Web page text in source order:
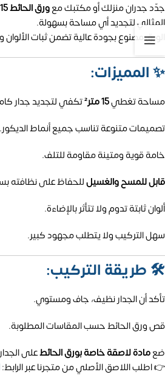
جدّد جدران منزلك أو مكتبك معورق الحائط 15 متر²
المثالي لتجديد أي مساحة بسهولة.
الورق مصنوع بجودة عالية تضمن ثبات
✨المميزات:
مساحة تغطي15 متر²
تكفي لتجديد جدار
تصميمات متنوعة تناسب جميع أنماط الديكور.
خامة قوية ومتينة مقاومة للتلف.
قابل للمسح والغسيلللحفاظ على نظافته
ألوان ثابتة تدوم ولا تتأثر بالإضاءة.
سهل التركيب ولا يتطلب مجهود كبير.
🛠️ طريقة التركيب:
تأكد أن الجدار نظيف، جاف ومستوي.
قص ورق الحائط حسب المقاسات المطلوبة.
ضعمادة لاصقة خاصة بورق الحائطعلى
👉 اطلب اللاصق الأصلي من متجرنا عبر الرابط: